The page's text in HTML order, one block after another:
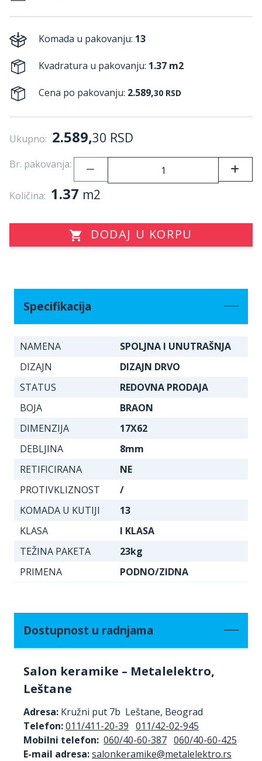
Komada u pakovanju: 13
Kvadratura u pakovanju: 1.37 m2
Cena po pakovanju: 2.589,30 RSD
Ukupno: 2.589,30 RSD
Br. pakovanja:
Količina: 1.37 m2
DODAJ U KORPU
Specifikacija
NAMENA
SPOLJNA I UNUTRAŠNJA
DIZAJN
DIZAJN DRVO
STATUS
REDOVNA PRODAJA
BOJA
BRAON
DIMENZIJA
17X62
DEBLJINA
8mm
RETIFICIRANA
NE
PROTIVKLIZNOST
/
KOMADA U KUTIJI
13
KLASA
I KLASA
TEŽINA PAKETA
23kg
PRIMENA
PODNO/ZIDNA
Dostupnost u radnjama
Salon keramike – Metalelektro,
Leštane
Adresa: Kružni put 7b Leštane, Beograd
Telefon:011/411-20-39 011/42-02-945
Mobilni telefon: 060/40-60-387 060/40-60-425
E-mail adresa: